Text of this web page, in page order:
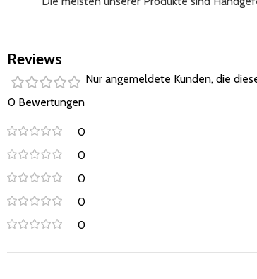
Reviews
0 Bewertungen
0
0
0
0
0
Nur angemeldete Kunden, die